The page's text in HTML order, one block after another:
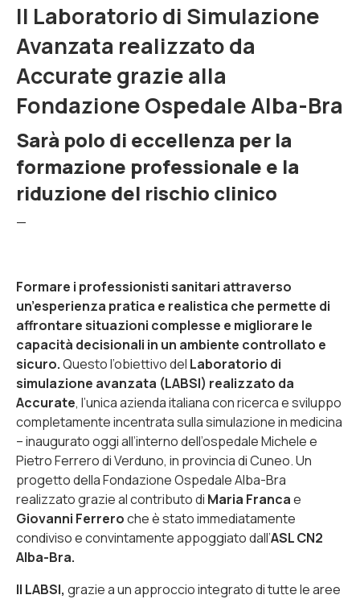
Il Laboratorio di Simulazione
Avanzata realizzato da
Accurate grazie alla
Fondazione Ospedale Alba-Bra
Sarà polo di eccellenza per la
formazione professionale e la
riduzione del rischio clinico
—
Formare i professionisti sanitari attraverso
un’esperienza pratica e realistica che permette di
affrontare situazioni complesse e migliorare le
capacità decisionali in un ambiente controllato e
sicuro.Questo l’obiettivo del Laboratorio di
simulazione avanzata (LABSI) realizzato da
Accurate, l’unica azienda italiana con ricerca e sviluppo
completamente incentrata sulla simulazione in medicina
– inaugurato oggi all’interno dell’ospedale Michele e
Pietro Ferrero di Verduno, in provincia di Cuneo. Un
progetto della Fondazione Ospedale Alba-Bra
realizzato grazie al contributo di Maria Francae
Giovanni Ferreroche è stato immediatamente
condiviso e convintamente appoggiato dall’ASL CN2
Alba-Bra.
Il LABSI, grazie a un approccio integrato di tutte le aree